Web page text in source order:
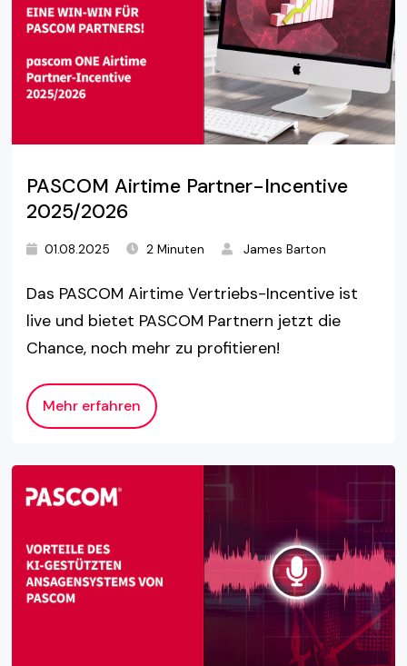
PASCOM Airtime Partner-Incentive
2025/2026
01.08.2025 2 Minuten James Barton
Das PASCOM Airtime Vertriebs-Incentive ist
live und bietet PASCOM Partnern jetzt die
Chance, noch mehr zu profitieren!
Mehr erfahren